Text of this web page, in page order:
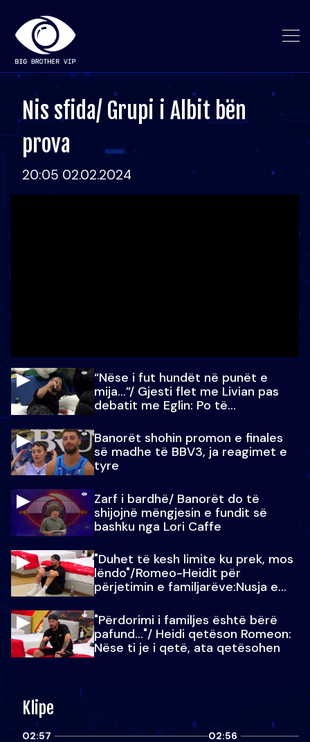
Nis sfida/ Grupi i Albit bën
prova
20:05 02.02.2024
“Nëse i fut hundët në punët e
mija…”/ Gjesti flet me Livian pas
debatit me Eglin: Po të
Banorët shohin promon e finales
së madhe të BBV3, ja reagimet e
tyre
Zarf i bardhë/ Banorët do të
shijojnë mëngjesin e fundit së
bashku nga Lori Caffe
"Duhet të kesh limite ku prek, mos
lëndo"/Romeo-Heidit për
përjetimin e familjarëve:Nusja e
"Përdorimi i familjes është bërë
pafund…"/ Heidi qetëson Romeon:
Nëse ti je i qetë, ata qetësohen
Klipe
02:57 02:56